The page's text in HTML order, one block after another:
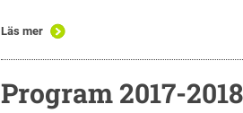
Läs mer
Program 2017-2018